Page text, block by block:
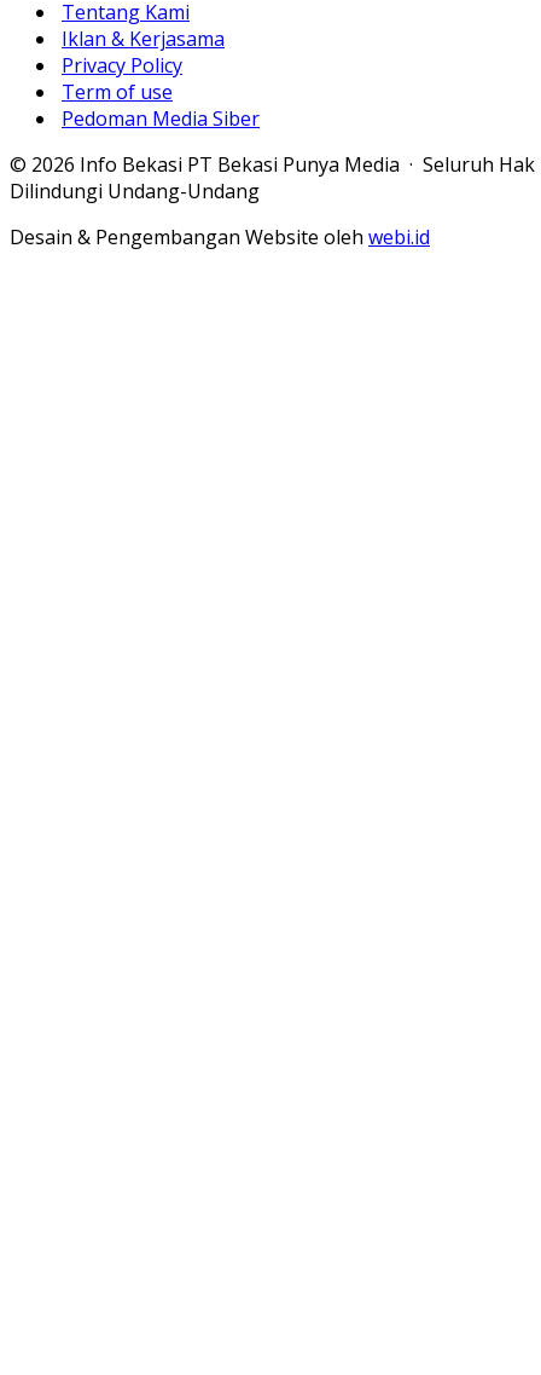
Tentang Kami
Iklan & Kerjasama
Privacy Policy
Term of use
Pedoman Media Siber
© 2026 Info Bekasi PT Bekasi Punya Media · Seluruh Hak
Dilindungi Undang-Undang
Desain & Pengembangan Website oleh webi.id